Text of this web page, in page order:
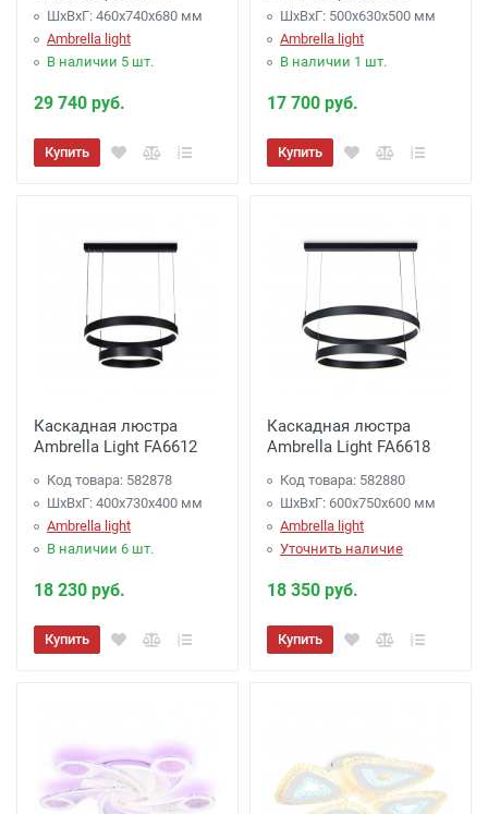
ШхВхГ: 460x740x680 мм
Ambrella light
В наличии 5 шт.
29 740 руб.
Купить
ШхВхГ: 500x630x500 мм
Ambrella light
В наличии 1 шт.
17 700 руб.
Купить
Каскадная люстра
Ambrella Light FA6612
Код товара: 582878
ШхВхГ: 400x730x400 мм
Ambrella light
В наличии 6 шт.
18 230 руб.
Купить
Каскадная люстра
Ambrella Light FA6618
Код товара: 582880
ШхВхГ: 600x750x600 мм
Ambrella light
Уточнить наличие
18 350 руб.
Купить